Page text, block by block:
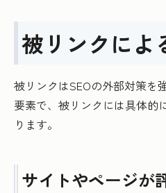
被リンクによ
被リンクはSEOの外部対策を
要素で、被リンクには具体的
ります。
サイトやページが